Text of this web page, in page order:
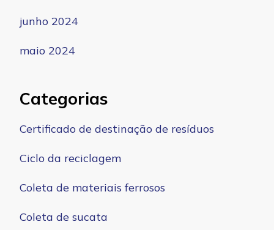
junho 2024
maio 2024
Categorias
Certificado de destinação de resíduos
Ciclo da reciclagem
Coleta de materiais ferrosos
Coleta de sucata